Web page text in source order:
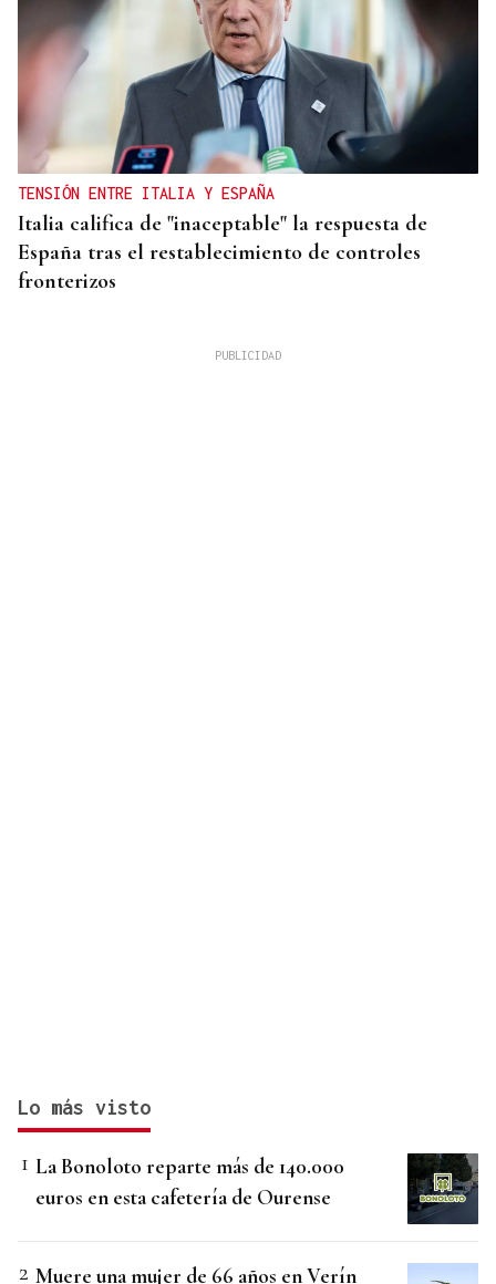
TENSIÓN ENTRE ITALIA Y ESPAÑA
Italia califica de "inaceptable" la respuesta de
España tras el restablecimiento de controles
fronterizos
Lo más visto
La Bonoloto reparte más de 140.000
euros en esta cafetería de Ourense
Muere una mujer de 66 años en Verín